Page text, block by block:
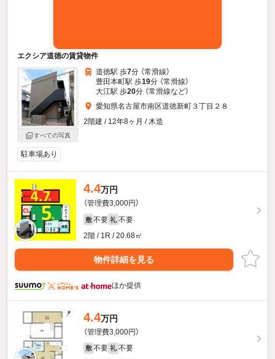
エクシア道徳の賃貸物件
すべての写真
道徳駅 歩7分 （常滑線）
豊田本町駅 歩19分 （常滑線）
大江駅 歩20分 （常滑線など）
愛知県名古屋市南区道徳新町３丁目２８
2階建 / 12年8ヶ月 / 木造
駐車場あり
4.4万円
（管理費3,000円）
敷 不要 礼 不要
2階 / 1R / 20.68㎡
物件詳細を見る
ほか提供
4.4万円
（管理費3,000円）
敷 不要 礼 不要